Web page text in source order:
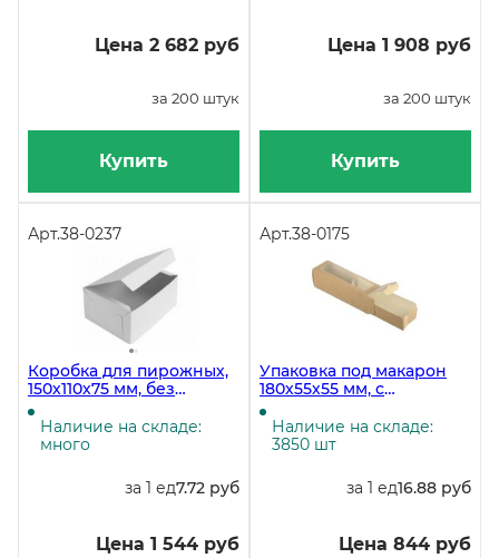
Цена 2 682 руб
за 200 штук
Купить
Цена 1 908 руб
за 200 штук
Купить
Арт.38-0237
Коробка для пирожных,
150х110х75 мм, без
печати, 200 штук
Наличие на складе:
много
за 1 ед7.72 руб
Цена 1 544 руб
Арт.38-0175
Упаковка под макарон
180х55х55 мм, с
прозрачным окном, на 6
штук, комплект коробка +
вставка, 50 штук
Наличие на складе:
3850 шт
за 1 ед16.88 руб
Цена 844 руб